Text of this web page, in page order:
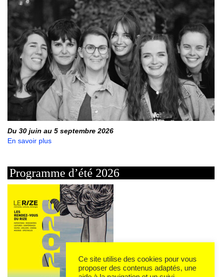
Du 30 juin au 5 septembre 2026
En savoir plus
Programme d’été 2026
Ce site utilise des cookies pour vous
proposer des contenus adaptés, une